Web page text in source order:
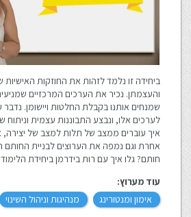
ביחידה זו נלמד לזהות את החוזקות האישיות
והעצמתן. נכיר את הערכים המרכזיים
שמנחים אותנו בקבלת החלטות ויישומן.
לערכים אלו, ונבצע התבוננות עצמית
איך עוברים ממצב של תלות למצב של יצירה,
אחרת וגם נמפה את הערוצים לבניית החותם
חותם? גלו איך עם רות בידרמן ביחידת
עוד מערוץ:
אימון ומנטורינג
מנהיגות וניהול השינוי